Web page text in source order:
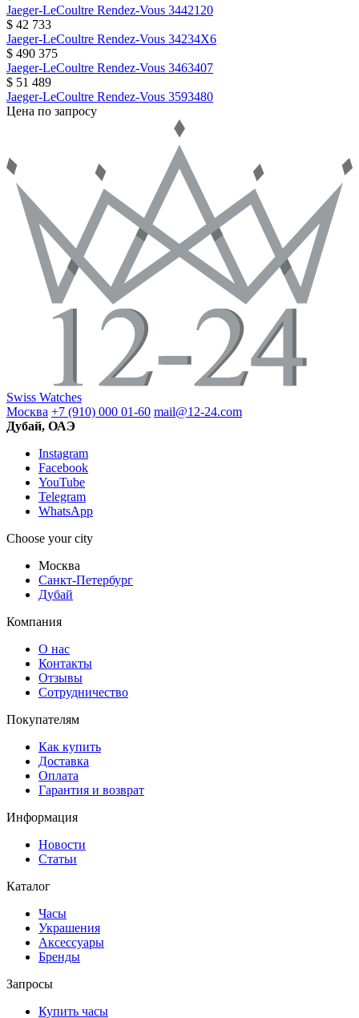
Jaeger-LeCoultre Rendez-Vous 3442120
$ 42 733
Jaeger-LeCoultre Rendez-Vous 34234X6
$ 490 375
Jaeger-LeCoultre Rendez-Vous 3463407
$ 51 489
Jaeger-LeCoultre Rendez-Vous 3593480
Цена по запросу
Swiss Watches
Москва +7 (910) 000 01-60 mail@12-24.com
Дубай, ОАЭ
Instagram
Facebook
YouTube
Telegram
WhatsApp
Choose your city
Москва
Санкт-Петербург
Дубай
Компания
О нас
Контакты
Отзывы
Сотрудничество
Покупателям
Как купить
Доставка
Оплата
Гарантия и возврат
Информация
Новости
Статьи
Каталог
Часы
Украшения
Аксессуары
Бренды
Запросы
Купить часы